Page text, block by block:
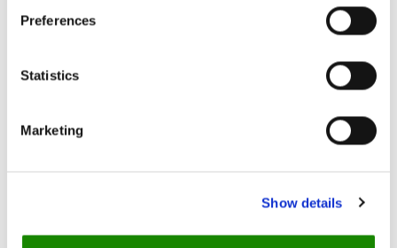
Preferences
Statistics
Marketing
Show details
Bookingman ankommer The Old Crow's Bistro klar til
Kampen har nettopp begynt...
Bestill en demo og bli Bookingman du også!
Dykk ned i bloggen vårfor flere tips, nyheter og